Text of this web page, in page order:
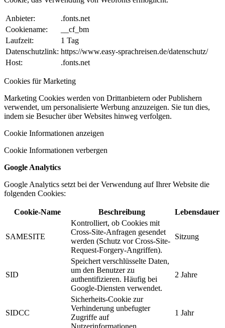
Anbieter:
.fonts.net
Cookiename:
__cf_bm
Laufzeit:
1 Tag
Datenschutzlink: https://www.easy-sprachreisen.de/datenschutz/
Host:
.fonts.net
Cookies für Marketing
Marketing Cookies werden von Drittanbietern oder Publishern
verwendet, um personalisierte Werbung anzuzeigen. Sie tun dies,
indem sie Besucher über Websites hinweg verfolgen.
Cookie Informationen anzeigen
Cookie Informationen verbergen
Google Analytics
Google Analytics setzt bei der Verwendung auf Ihrer Website die
folgenden Cookies:
Cookie-Name Beschreibung Lebensdauer
SAMESITE
Kontrolliert, ob Cookies mit
Cross-Site-Anfragen gesendet
werden (Schutz vor Cross-Site-
Request-Forgery-Angriffen).
Sitzung
SID
Speichert verschlüsselte Daten,
um den Benutzer zu
authentifizieren. Häufig bei
Google-Diensten verwendet.
2 Jahre
SIDCC
Sicherheits-Cookie zur
Verhinderung unbefugter
Zugriffe auf
Nutzerinformationen.
1 Jahr